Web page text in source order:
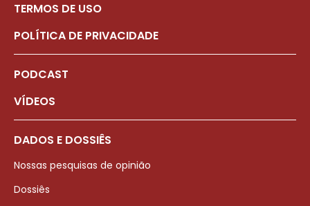
TERMOS DE USO
POLÍTICA DE PRIVACIDADE
PODCAST
VÍDEOS
DADOS E DOSSIÊS
Nossas pesquisas de opinião
Dossiês